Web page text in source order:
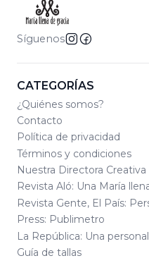
Síguenos
CATEGORÍAS
¿Quiénes somos?
Contacto
Política de privacidad
Términos y condiciones
Nuestra Directora Creativa
Revista Aló: Una María
Revista Gente, El País:
Press: Publimetro
La República: Una
Guía de tallas